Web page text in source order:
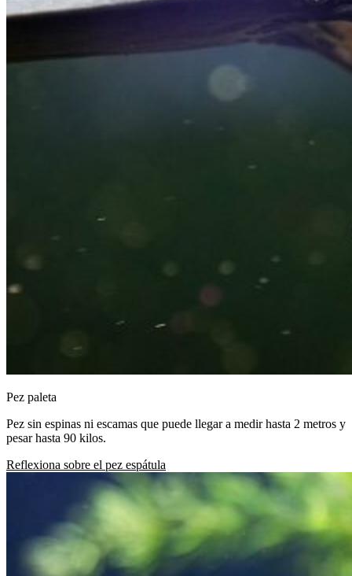
Pez paleta
Pez sin espinas ni escamas que puede llegar a medir hasta 2 metros y
pesar hasta 90 kilos.
Reflexiona sobre el pez espátula